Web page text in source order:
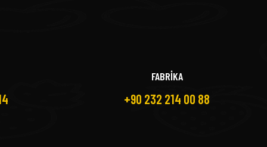
FABRİKA
+90 232 214 00 88